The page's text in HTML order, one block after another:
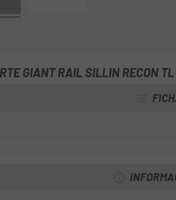
GIANT RAIL SILLIN RECON